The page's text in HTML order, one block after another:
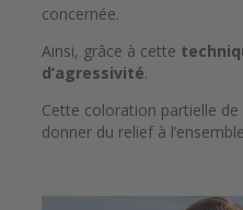
concernée.
Ainsi, grâce à cette
d’agressivité.
Cette coloration partielle
donner du relief à